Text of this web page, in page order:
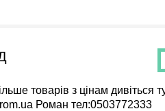
товарів з цінам дивіться
Роман тел:0503772333